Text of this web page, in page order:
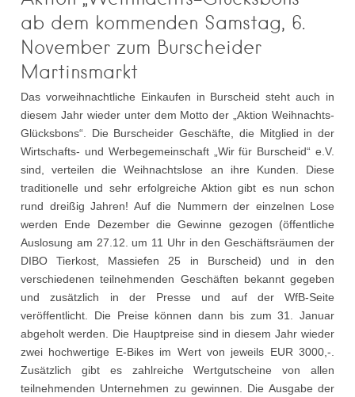
ab dem kommenden Samstag, 6.
November zum Burscheider
Martinsmarkt
Das vorweihnachtliche Einkaufen in Burscheid steht auch in
diesem Jahr wieder unter dem Motto der „Aktion Weihnachts-
Glücksbons“. Die Burscheider Geschäfte, die Mitglied in der
Wirtschafts- und Werbegemeinschaft „Wir für Burscheid“ e.V.
sind, verteilen die Weihnachtslose an ihre Kunden. Diese
traditionelle und sehr erfolgreiche Aktion gibt es nun schon
rund dreißig Jahren! Auf die Nummern der einzelnen Lose
werden Ende Dezember die Gewinne gezogen (öffentliche
Auslosung am 27.12. um 11 Uhr in den Geschäftsräumen der
DIBO Tierkost, Massiefen 25 in Burscheid) und in den
verschiedenen teilnehmenden Geschäften bekannt gegeben
und zusätzlich in der Presse und auf der WfB-Seite
veröffentlicht. Die Preise können dann bis zum 31. Januar
abgeholt werden. Die Hauptpreise sind in diesem Jahr wieder
zwei hochwertige E-Bikes im Wert von jeweils EUR 3000,-.
Zusätzlich gibt es zahlreiche Wertgutscheine von allen
teilnehmenden Unternehmen zu gewinnen. Die Ausgabe der